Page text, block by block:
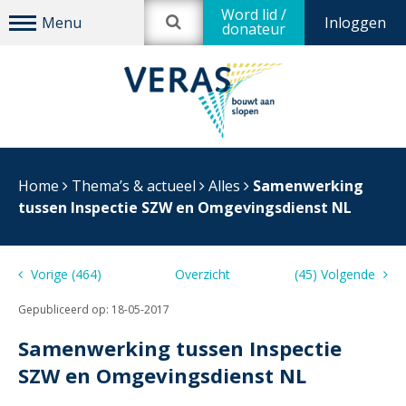
Inloggen
Word lid /
donateur
Home Thema’s & actueel Alles
Samenwerking
tussen Inspectie SZW en Omgevingsdienst NL
Vorige (464) Overzicht (45) Volgende
Gepubliceerd op: 18-05-2017
Samenwerking tussen Inspectie
SZW en Omgevingsdienst NL